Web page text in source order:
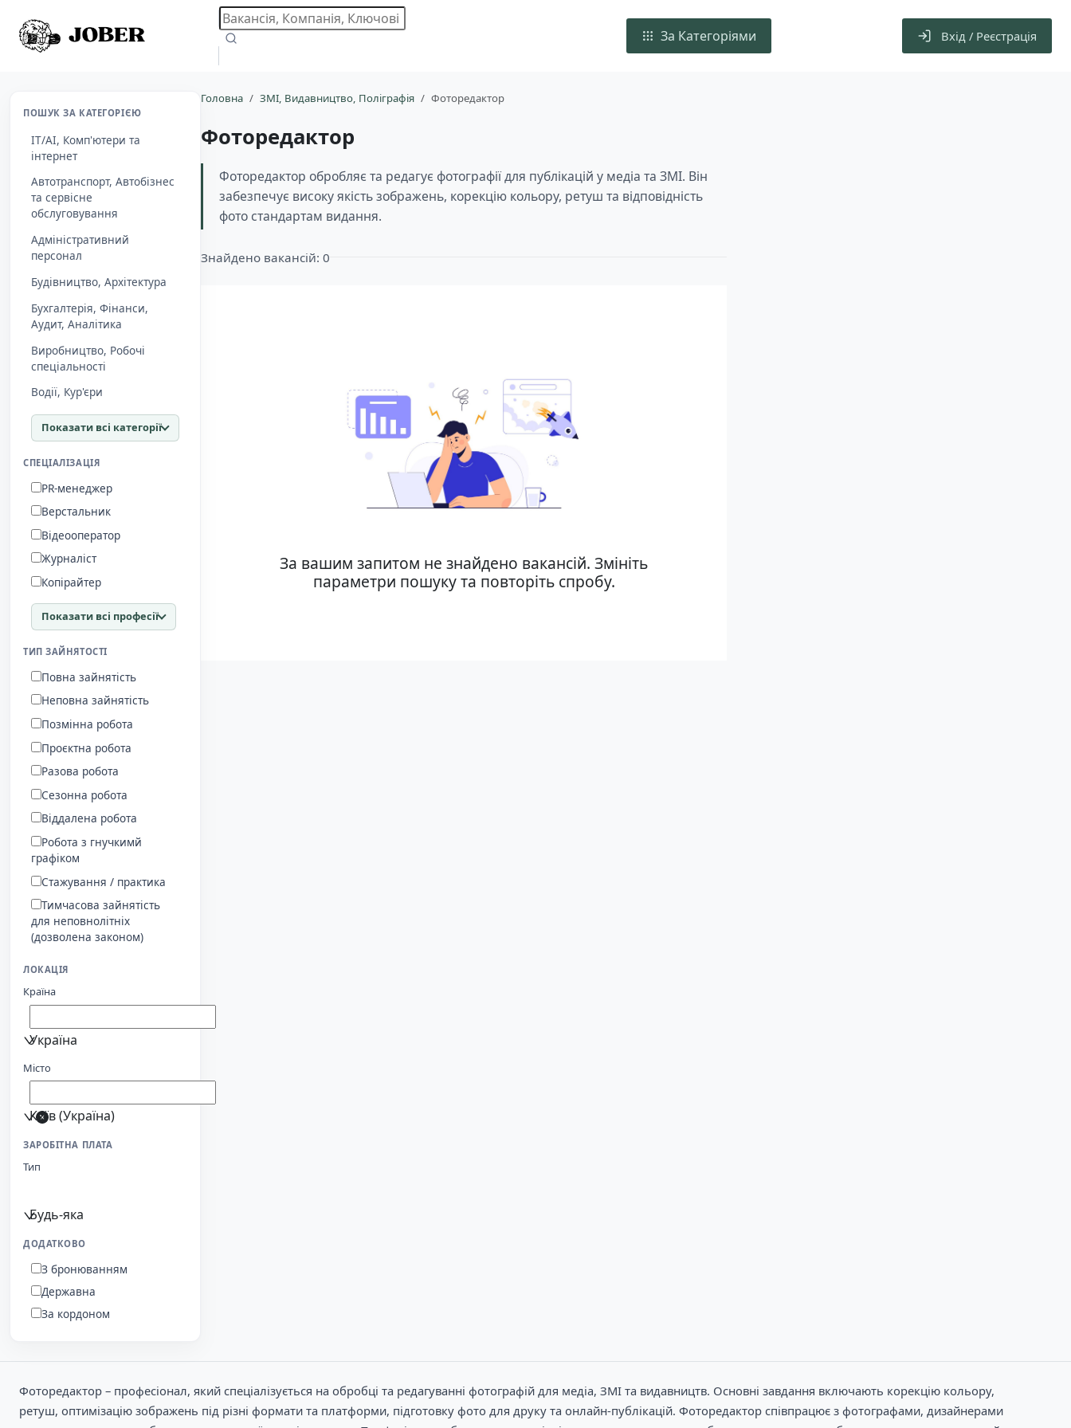
За Категоріями Вхід / Реєстрація
ПОШУК ЗА КАТЕГОРІЄЮ
IT/AI, Комп'ютери та
інтернет
Автотранспорт, Автобізнес
та сервісне
обслуговування
Адміністративний
персонал
Будівництво, Архітектура
Бухгалтерія, Фінанси,
Aудит, Аналітика
Виробництво, Робочі
спеціальності
Водії, Кур'єри
Показати всі категорії
СПЕЦІАЛІЗАЦІЯ
PR-менеджер
Верстальник
Відеооператор
Журналіст
Копірайтер
Показати всі професії
ТИП ЗАЙНЯТОСТІ
Повна зайнятість
Неповна зайнятість
Позмінна робота
Проєктна робота
Разова робота
Сезонна робота
Віддалена робота
Робота з гнучкимй
графіком
Стажування / практика
Тимчасова зайнятість
для неповнолітніх
(дозволена законом)
ЛОКАЦІЯ
Країна
Україна
Місто
Київ (Україна)
ЗАРОБІТНА ПЛАТА
Тип
Будь-яка
ДОДАТКОВО
З бронюванням
Державна
За кордоном
Головна ЗМІ, Видавництво, Поліграфія Фоторедактор
Фоторедактор
Фоторедактор обробляє та редагує фотографії для публікацій у медіа та ЗМІ. Він
забезпечує високу якість зображень, корекцію кольору, ретуш та відповідність
фото стандартам видання.
Знайдено вакансій: 0
За вашим запитом не знайдено вакансій. Змініть
параметри пошуку та повторіть спробу.
Фоторедактор – професіонал, який спеціалізується на обробці та редагуванні фотографій для медіа, ЗМІ та видавництв. Основні завдання включають корекцію кольору,
ретуш, оптимізацію зображень під різні формати та платформи, підготовку фото для друку та онлайн-публікацій. Фоторедактор співпрацює з фотографами, дизайнерами